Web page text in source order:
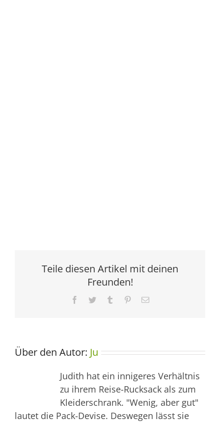
Teile diesen Artikel mit deinen
Freunden!
Facebook
Twitter Tumblr Pinterest
E-
Über den Autor: Ju
Judith hat ein innigeres Verhältnis
zu ihrem Reise-Rucksack als zum
Kleiderschrank. "Wenig, aber gut"
lautet die Pack-Devise. Deswegen lässt sie